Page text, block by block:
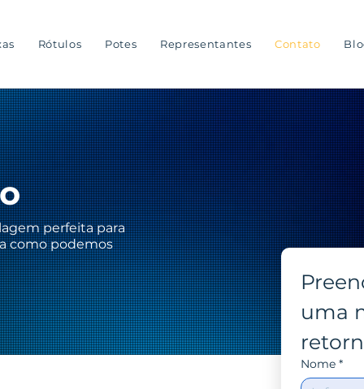
Rótulos Potes Representantes Contato
perfeita para
como podemos
uma
Nome *